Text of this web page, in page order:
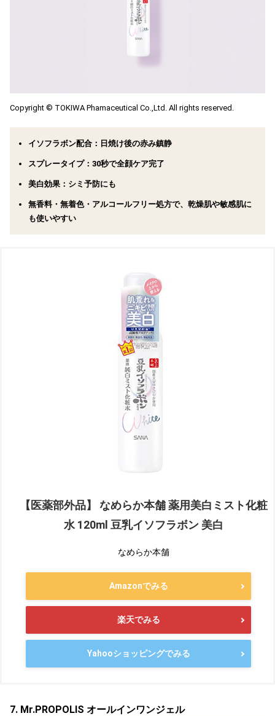
Copyright © TOKIWA Phamaceutical Co.,Ltd. All rights reserved.
イソフラボン配合 ：日焼け後の赤み鎮静
スプレータイプ：30秒で全顔ケア完了
美白効果 ：シミ予防にも
無香料・無着色・アルコールフリー処方で、乾燥肌や敏感肌に
も使いやすい
【医薬部外品】 なめらか本舗 薬用美白ミスト化粧
水 120ml 豆乳イソフラボン 美白
なめらか本舗
Amazonでみる
楽天でみる
Yahooショッピングでみる
7. Mr.PROPOLIS オールインワンジェル